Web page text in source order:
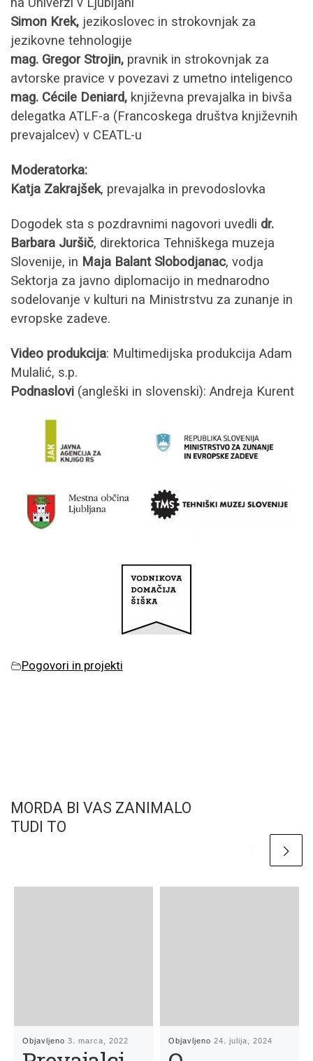
Simon Krek, jezikoslovec in strokovnjak za
jezikovne tehnologije
mag. Gregor Strojin, pravnik in strokovnjak za
avtorske pravice v povezavi z umetno inteligenco
mag. Cécile Deniard, književna prevajalka in bivša
delegatka ATLF-a (Francoskega društva književnih
prevajalcev) v CEATL-u
Moderatorka:
Katja Zakrajšek, prevajalka in prevodoslovka
Dogodek sta s pozdravnimi nagovori uvedli dr.
Barbara Juršič, direktorica Tehniškega muzeja
Slovenije, in Maja Balant Slobodjanac, vodja
Sektorja za javno diplomacijo in mednarodno
sodelovanje v kulturi na Ministrstvu za zunanje in
evropske zadeve.
Video produkcija: Multimedijska produkcija Adam
Mulalić, s.p.
Podnaslovi (angleški in slovenski): Andreja Kurent
Pogovori in projekti
MORDA BI VAS ZANIMALO
TUDI TO
Objavljeno3. marca, 2022 Objavljeno24. julija, 2024